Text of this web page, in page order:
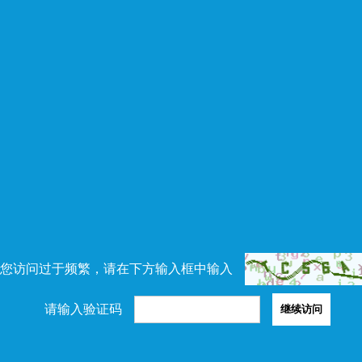
访问过于频繁，请在下方输入框中输入
请输入验证码 继续访问